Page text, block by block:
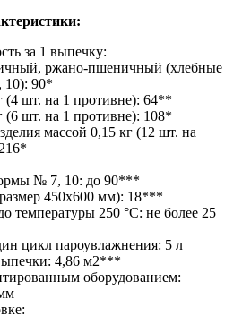
за 1 выпечку:
ржано-пшеничный (хлебные
90*
(4 шт. на 1 противне): 64**
(6 шт. на 1 противне): 108*
массой 0,15 кг (12 шт. на
№ 7, 10: до 90***
450х600 мм): 18***
температуры 250 °C: не более 25
цикл пароувлажнения: 5 л
4,86 м2​***
оборудованием: